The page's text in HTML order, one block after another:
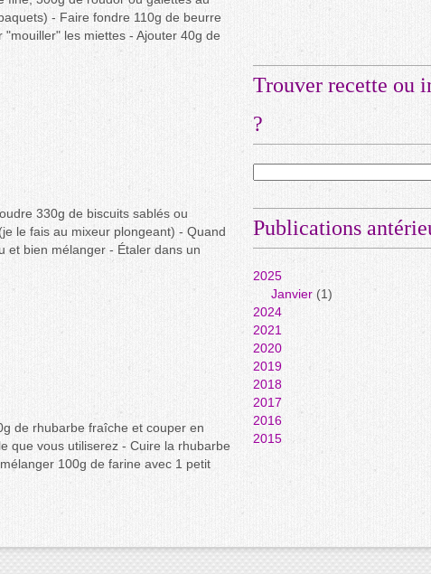
- Faire fondre 110g de beurre
les miettes - Ajouter 40g de
330g de biscuits sablés ou
le fais au mixeur plongeant) - Quand
et bien mélanger - Étaler dans un
de rhubarbe fraîche et couper en
que vous utiliserez - Cuire la rhubarbe
100g de farine avec 1 petit
Trouver recette ou
?
Publications
2025
Janvier (1)
2024
2021
2020
2019
2018
2017
2016
2015